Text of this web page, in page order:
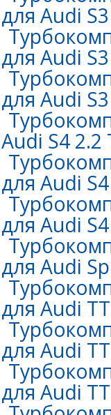
для Audi
для Audi
для Audi
Audi S4 2.2
для Audi
для Audi
для Audi
для Audi
для Audi
для Audi